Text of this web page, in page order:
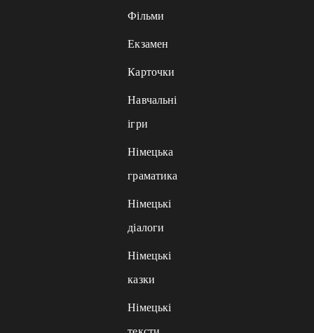
Фільми
Екзамен
Карточки
Навчальні
ігри
Німецька
граматика
Німецькі
діалоги
Німецькі
казки
Німецькі